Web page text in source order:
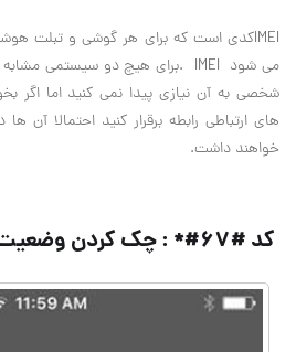
IMEIکدی است که برای هر گوشی و تبلت
می شود . IMEIبرای هیچ دو سیستمی مشابه
شخصی به آن نیازی پیدا نمی کنید اما اگر
های ارتباطی رابطه برقرار کنید احتمالا آن
خواهند داشت.
کد #۶۷#* : چک کردن وضعیت انتقال تماس